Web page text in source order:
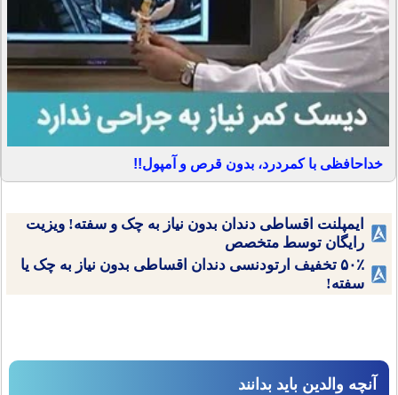
خداحافظی با کمردرد، بدون قرص و آمپول!!
ایمپلنت اقساطی دندان بدون نیاز به چک و سفته! ویزیت
رایگان توسط متخصص
۵۰٪ تخفیف ارتودنسی دندان اقساطی بدون نیاز به چک یا
سفته!
آنچه والدین باید بدانند